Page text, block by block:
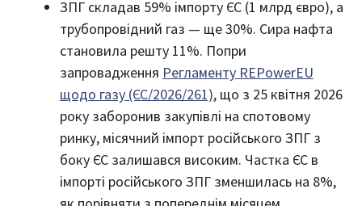
ЗПГ складав 59% імпорту ЄС (1 млрд євро), а
трубопровідний газ — ще 30%. Сира нафта
становила решту 11%. Попри
запровадження Регламенту REPowerEU
щодо газу (ЄС/2026/261), що з 25 квітня 2026
року заборонив закупівлі на спотовому
ринку, місячний імпорт російського ЗПГ з
боку ЄС залишався високим. Частка ЄС в
імпорті російського ЗПГ зменшилась на 8%,